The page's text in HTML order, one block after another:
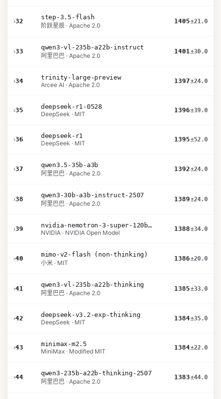
›32
step-3.5-flash
阶跃星辰 · Apache 2.0
1405±21.0
›33
qwen3-vl-235b-a22b-instruct
阿里巴巴 · Apache 2.0
1401±30.0
›34
trinity-large-preview
Arcee AI · Apache 2.0
1397±24.0
›35
deepseek-r1-0528
DeepSeek · MIT
1396±39.0
›36
deepseek-r1
DeepSeek · MIT
1395±52.0
›37
qwen3.5-35b-a3b
阿里巴巴 · Apache 2.0
1392±24.0
›38
qwen3-30b-a3b-instruct-2507
阿里巴巴 · Apache 2.0
1389±24.0
›39
nvidia-nemotron-3-super-120b-a12b
NVIDIA · NVIDIA Open Model
1388±34.0
›40
mimo-v2-flash (non-thinking)
小米 · MIT
1386±20.0
›41
qwen3-vl-235b-a22b-thinking
阿里巴巴 · Apache 2.0
1385±33.0
›42
deepseek-v3.2-exp-thinking
DeepSeek · MIT
1384±35.0
›43
minimax-m2.5
MiniMax · Modified MIT
1384±22.0
›44
qwen3-235b-a22b-thinking-2507
阿里巴巴 · Apache 2.0
1383±44.0